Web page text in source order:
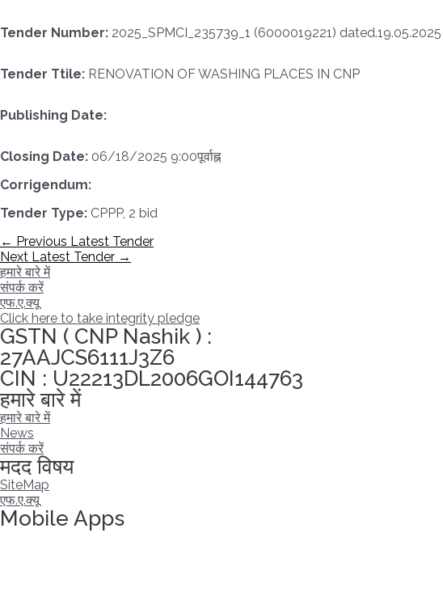
Tender Number: 2025_SPMCI_235739_1 (6000019221) dated.19.05.2025
Tender Ttile: RENOVATION OF WASHING PLACES IN CNP
Publishing Date:
Closing Date: 06/18/2025 9:00पूर्वाह्न
Corrigendum:
Tender Type: CPPP, 2 bid
पोस्ट
नेविगेशन
← Previous Latest Tender
Next Latest Tender →
हमारे बारे में
संपर्क करें
एफ.ए.क्यू
Click here to take integrity pledge
GSTN ( CNP Nashik ) :
27AAJCS6111J3Z6
CIN : U22213DL2006GOI144763
हमारे बारे में
हमारे बारे में
News
संपर्क करें
मदद विषय
SiteMap
एफ.ए.क्यू
Mobile Apps